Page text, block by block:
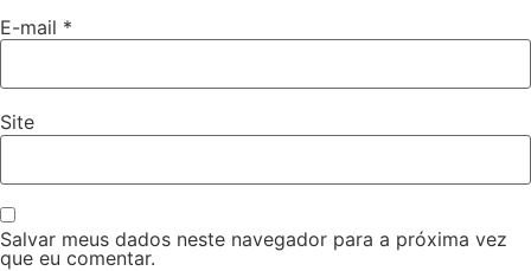
E-mail *
Site
Salvar meus dados neste navegador para a próxima vez
que eu comentar.